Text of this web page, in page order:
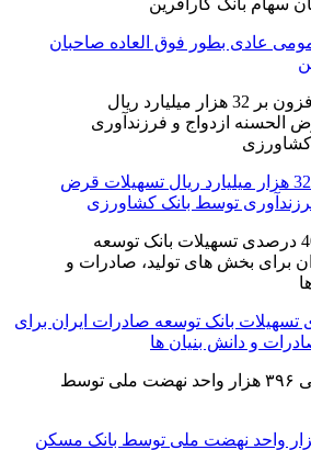
عادی بطور فوق العاده صاحبان
پرداخت افزون بر 32 هزار میلیارد ریال تسهیلات قرض
توسط بانک کشاورزی
درصدی تسهیلات بانک توسعه صادرات ایران برای
و دانش بنیان ها